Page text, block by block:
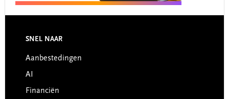
Footer
SNEL NAAR
Aanbestedingen
AI
Financiën